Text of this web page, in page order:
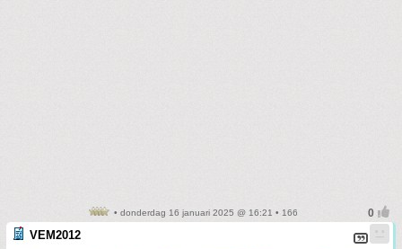
• donderdag 16 januari 2025 @ 16:21 • 166
VEM2012